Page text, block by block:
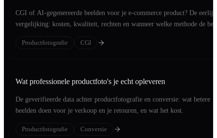
CGI of AI-gegenereerde beelden voor je e-commerce product? De
vergelijking: kosten, kwaliteit, rechten en wanneer welke methode de
Productfotografie
CGI
Wat professionele productfoto's je echt opleveren
De geverifieerde data achter productfotografie en conversie: wat betere
beelden doen voor je verkoop en je retouren, en wat het kost.
Productfotografie Conversie